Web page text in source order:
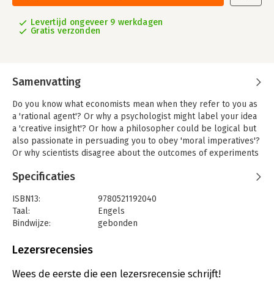
Levertijd ongeveer 9 werkdagen
Gratis verzonden
Samenvatting
Do you know what economists mean when they refer to you as
a 'rational agent'? Or why a psychologist might label your idea
a 'creative insight'? Or how a philosopher could be logical but
also passionate in persuading you to obey 'moral imperatives'?
Or why scientists disagree about the outcomes of experiments
reading this book, you will know how the best and brightest
tell right from wrong. But you will also understand why, when
we don't meet these standards, it is not always a bad thing. The
answers are rooted in the way the human brain has been wired
than economists think we ought to be, and more resistant to
ought to be.
Specificaties
ISBN13:
9780521192040
Taal:
Engels
Bindwijze:
gebonden
Uitgever:
Lezersrecensies
Wees de eerste die een lezersrecensie schrijft!